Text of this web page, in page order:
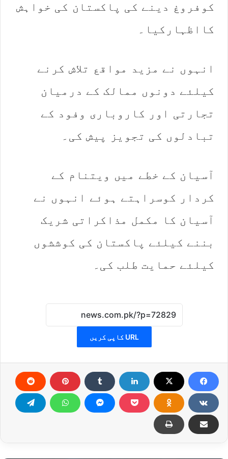
کوفروغ دینے کی پاکستان کی خواہش
کااظہارکیا۔
انہوں نے مزید مواقع تلاش کرنے
کیلئے دونوں ممالک کے درمیان
تجارتی اور کاروباری وفود کے
تبادلوں کی تجویز پیش کی۔
آسیان کے خطے میں ویتنام کے
کردار کوسراہتے ہوئے انہوں نے
آسیان کا مکمل مذاکراتی شریک
بننے کیلئے پاکستان کی کوششوں
کیلئے حمایت طلب کی۔
URL کاپی کریں